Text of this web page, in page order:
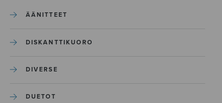
ÄÄNITTEET
DISKANTTIKUORO
DIVERSE
DUETOT